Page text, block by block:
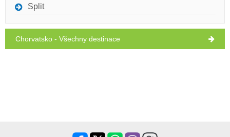
PŘEČÍST VÍCE / KOMENTÁŘ
Split
Chorvatsko - Všechny destinace